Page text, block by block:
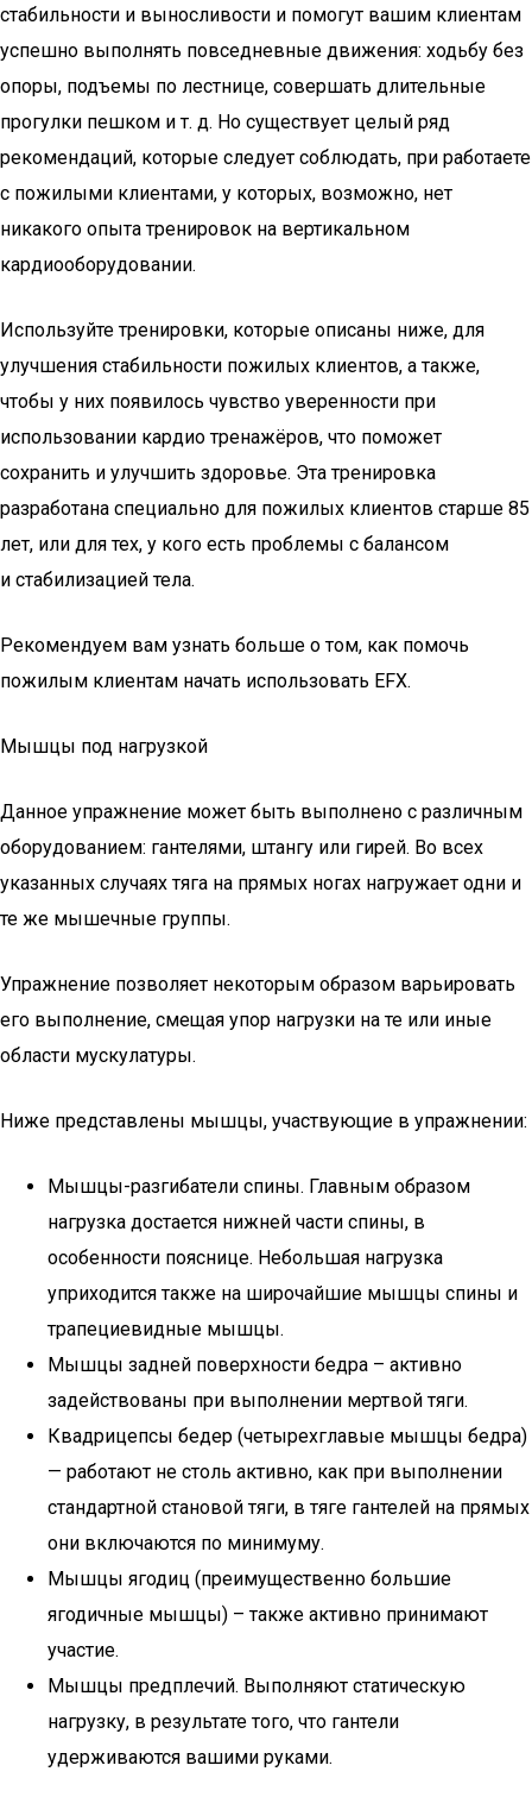
стабильности и выносливости и помогут вашим клиентам
успешно выполнять повседневные движения: ходьбу без
опоры, подъемы по лестнице, совершать длительные
прогулки пешком и т. д. Но существует целый ряд
рекомендаций, которые следует соблюдать, при работаете
с пожилыми клиентами, у которых, возможно, нет
никакого опыта тренировок на вертикальном
кардиооборудовании.
Используйте тренировки, которые описаны ниже, для
улучшения стабильности пожилых клиентов, а также,
чтобы у них появилось чувство уверенности при
использовании кардио тренажёров, что поможет
сохранить и улучшить здоровье. Эта тренировка
разработана специально для пожилых клиентов старше 85
лет, или для тех, у кого есть проблемы с балансом
и стабилизацией тела.
Рекомендуем вам узнать больше о том, как помочь
пожилым клиентам начать использовать EFX.
Мышцы под нагрузкой
Данное упражнение может быть выполнено с различным
оборудованием: гантелями, штангу или гирей. Во всех
указанных случаях тяга на прямых ногах нагружает одни и
те же мышечные группы.
Упражнение позволяет некоторым образом варьировать
его выполнение, смещая упор нагрузки на те или иные
области мускулатуры.
Ниже представлены мышцы, участвующие в упражнении:
Мышцы-разгибатели спины. Главным образом
нагрузка достается нижней части спины, в
особенности пояснице. Небольшая нагрузка
уприходится также на широчайшие мышцы спины и
трапециевидные мышцы.
Мышцы задней поверхности бедра – активно
задействованы при выполнении мертвой тяги.
Квадрицепсы бедер (четырехглавые мышцы бедра)
— работают не столь активно, как при выполнении
стандартной становой тяги, в тяге гантелей на прямых
они включаются по минимуму.
Мышцы ягодиц (преимущественно большие
ягодичные мышцы) – также активно принимают
участие.
Мышцы предплечий. Выполняют статическую
нагрузку, в результате того, что гантели
удерживаются вашими руками.